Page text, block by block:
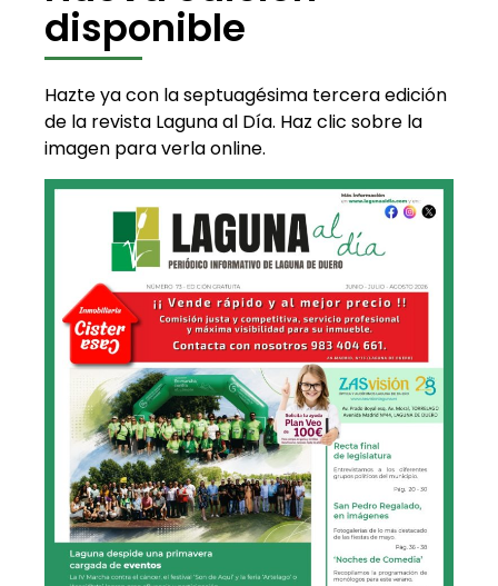
disponible
Hazte ya con la septuagésima tercera edición
de la revista Laguna al Día. Haz clic sobre la
imagen para verla online.